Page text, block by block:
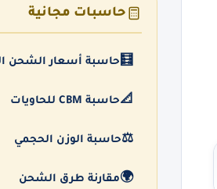
حاسبات مجانية
🧮 حاسبة أسعار الشحن
📐حاسبة CBM للحاويات
⚖️حاسبة الوزن الحجمي
🌍مقارنة طرق الشحن